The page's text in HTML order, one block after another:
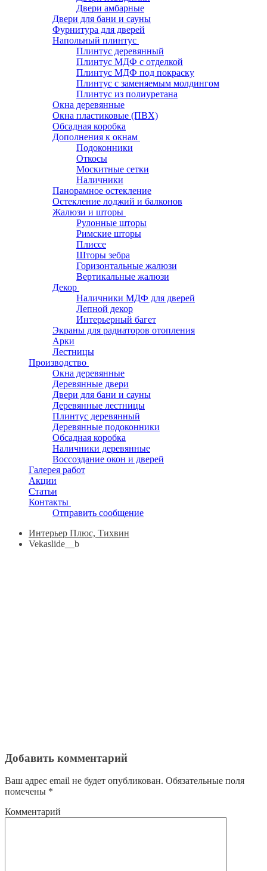
Двери амбарные
Двери для бани и сауны
Фурнитура для дверей
Напольный плинтус
Плинтус деревянный
Плинтус МДФ с отделкой
Плинтус МДФ под покраску
Плинтус с заменяемым молдингом
Плинтус из полиуретана
Окна деревянные
Окна пластиковые (ПВХ)
Обсадная коробка
Дополнения к окнам
Подоконники
Откосы
Москитные сетки
Наличники
Панорамное остекление
Остекление лоджий и балконов
Жалюзи и шторы
Рулонные шторы
Римские шторы
Плиссе
Шторы зебра
Горизонтальные жалюзи
Вертикальные жалюзи
Декор
Наличники МДФ для дверей
Лепной декор
Интерьерный багет
Экраны для радиаторов отопления
Арки
Лестницы
Производство
Окна деревянные
Деревянные двери
Двери для бани и сауны
Деревянные лестницы
Плинтус деревянный
Деревянные подоконники
Обсадная коробка
Наличники деревянные
Воссоздание окон и дверей
Галерея работ
Акции
Статьи
Контакты
Отправить сообщение
Интерьер Плюс, Тихвин
Vekaslide__b
Добавить комментарий
Ваш адрес email не будет опубликован. Обязательные поля
помечены *
Комментарий